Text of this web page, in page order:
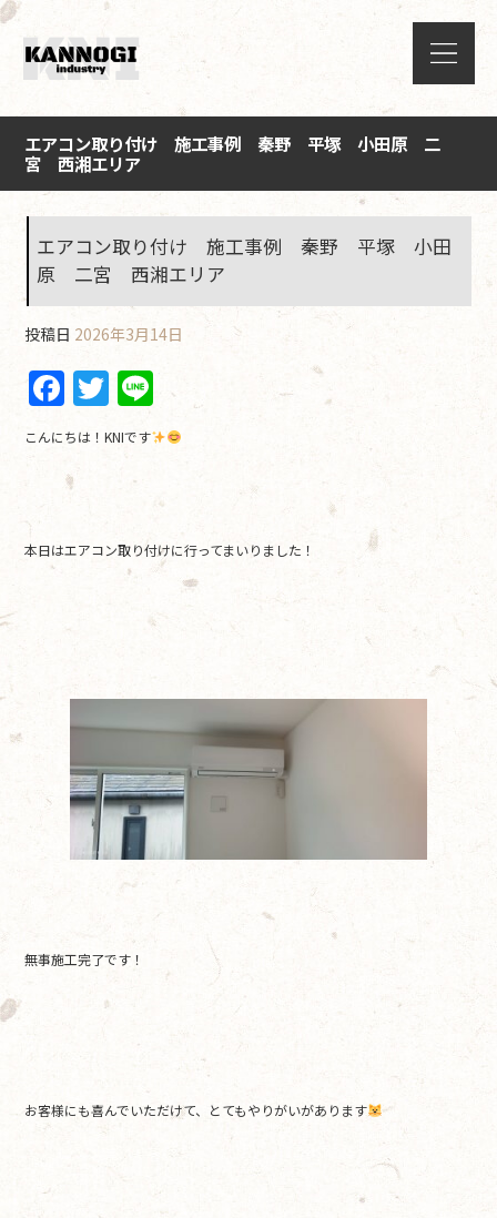
エアコン取り付け 施工事例 秦野 平塚 小田原 二
宮 西湘エリア
エアコン取り付け 施工事例 秦野 平塚 小田
原 二宮 西湘エリア
投稿日 2026年3月14日
F
a
c
e
o
k
T
w
itt
er
Li
n
e
こんにちは！KNIです
本日はエアコン取り付けに行ってまいりました！
無事施工完了です！
お客様にも喜んでいただけて、とてもやりがいがあります